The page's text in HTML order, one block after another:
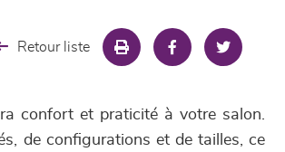
Retour liste
confort et praticité à votre salon.
de configurations et de tailles, ce